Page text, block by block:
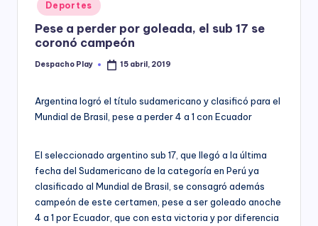
y
in
Deportes
Pese a perder por goleada, el sub 17 se
coronó campeón
Posted
Despacho Play 15 abril, 2019
Argentina logró el título sudamericano y clasificó para el
Mundial de Brasil, pese a perder 4 a 1 con Ecuador
El seleccionado argentino sub 17, que llegó a la última
fecha del Sudamericano de la categoría en Perú ya
clasificado al Mundial de Brasil, se consagró además
campeón de este certamen, pese a ser goleado anoche
4 a 1 por Ecuador, que con esta victoria y por diferencia